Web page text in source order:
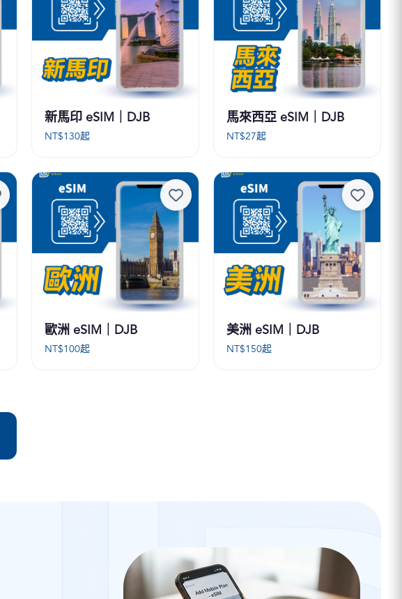
新馬印 eSIM｜DJB
NT$130起
馬來西亞 eSIM｜DJB
NT$27起
歐洲 eSIM｜DJB
NT$100起
美洲 eSIM｜DJB
NT$150起